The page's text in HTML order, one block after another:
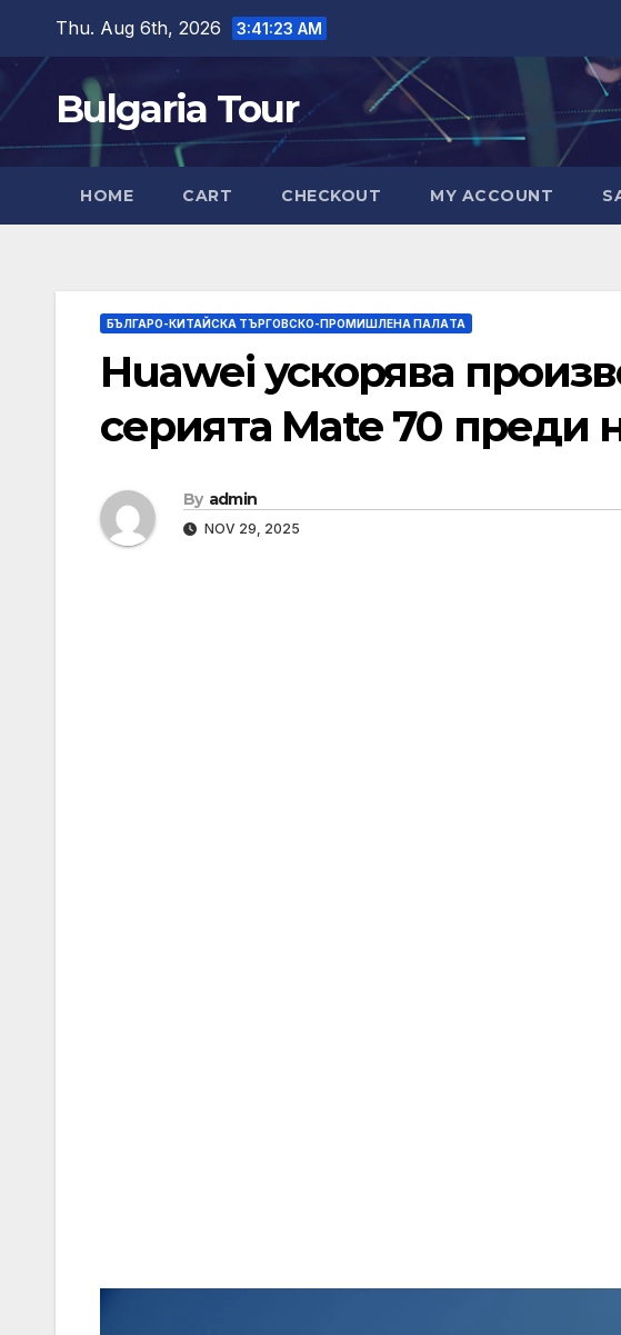
content
Thu. Aug 6th, 2026 3:41:24 AM
Bulgaria Tour
HOME CART CHECKOUT MY ACCOUNT
БЪЛГАРО-КИТАЙСКА ТЪРГОВСКО-ПРОМИШЛЕНА ПАЛAТА
Huawei ускорява
серията Mate 70 преди
By admin
NOV 29, 2025